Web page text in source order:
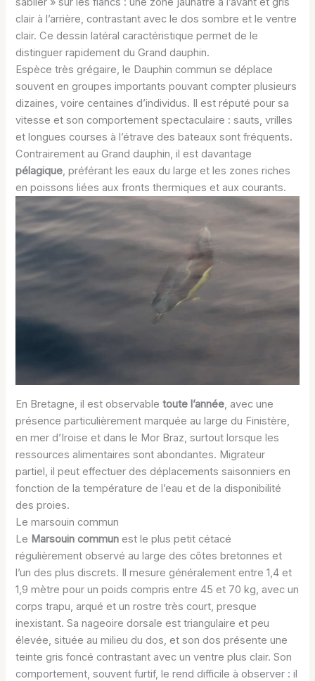
clair à l’arrière, contrastant avec le dos sombre et le ventre
clair. Ce dessin latéral caractéristique permet de le
distinguer rapidement du Grand dauphin.
Espèce très grégaire, le Dauphin commun se déplace
souvent en groupes importants pouvant compter plusieurs
dizaines, voire centaines d’individus. Il est réputé pour sa
vitesse et son comportement spectaculaire : sauts, vrilles
et longues courses à l’étrave des bateaux sont fréquents.
Contrairement au Grand dauphin, il est davantage
pélagique, préférant les eaux du large et les zones riches
en poissons liées aux fronts thermiques et aux courants.
En Bretagne, il est observabletoute l’année, avec une
présence particulièrement marquée au large du Finistère,
en mer d’Iroise et dans le Mor Braz, surtout lorsque les
ressources alimentaires sont abondantes. Migrateur
partiel, il peut effectuer des déplacements saisonniers en
fonction de la température de l’eau et de la disponibilité
des proies.
Le marsouin commun
Le Marsouin commun est le plus petit cétacé
régulièrement observé au large des côtes bretonnes et
l’un des plus discrets. Il mesure généralement entre 1,4 et
1,9 mètre pour un poids compris entre 45 et 70 kg, avec un
corps trapu, arqué et un rostre très court, presque
inexistant. Sa nageoire dorsale est triangulaire et peu
élevée, située au milieu du dos, et son dos présente une
teinte gris foncé contrastant avec un ventre plus clair. Son
comportement, souvent furtif, le rend difficile à observer : il